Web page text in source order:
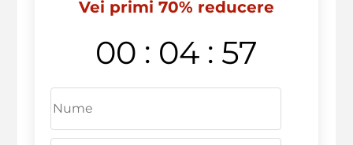
Vei primi 70% reducere
00 : 04 : 57